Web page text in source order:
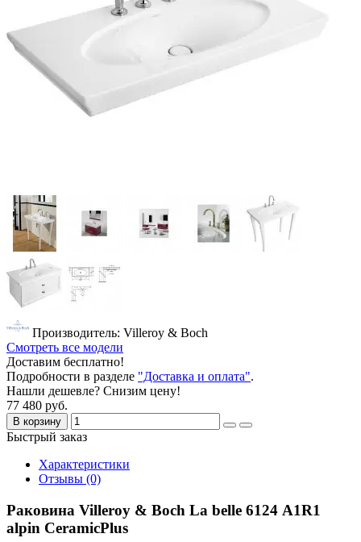
Производитель: Villeroy & Boch
Смотреть все модели
Доставим бесплатно!
Подробности в разделе "Доставка и оплата".
Нашли дешевле? Снизим цену!
77 480 руб.
В корзину
Быстрый заказ
Характеристики
Отзывы (0)
Раковина Villeroy & Boch La belle 6124 А1R1
alpin CeramicPlus